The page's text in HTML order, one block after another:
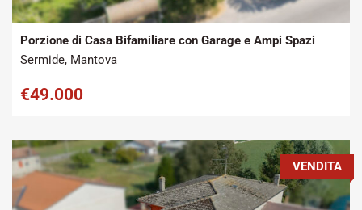
Vendita
200 m2
Porzione di Casa Bifamiliare con Garage e Ampi Spazi
Sermide, Mantova
€49.000
VENDITA